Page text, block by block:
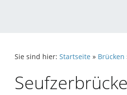
Sie sind hier: Startseite » Brücken
Seufzerbrücke